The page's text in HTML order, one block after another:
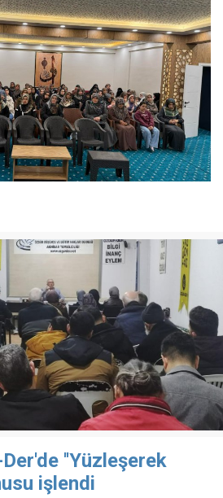
''Yüzleşerek
işlendi